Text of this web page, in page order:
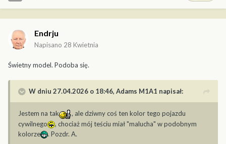
Endrju
Napisano 28 Kwietnia
Świetny model. Podoba się.
W dniu 27.04.2026 o 18:46, Adams M1A1 napisał:
Jestem na tak
, ale dziwny coś ten kolor tego pojazdu
cywilnego
, chociaż mój teściu miał "malucha" w podobnym
kolorze
. Pozdr. A.